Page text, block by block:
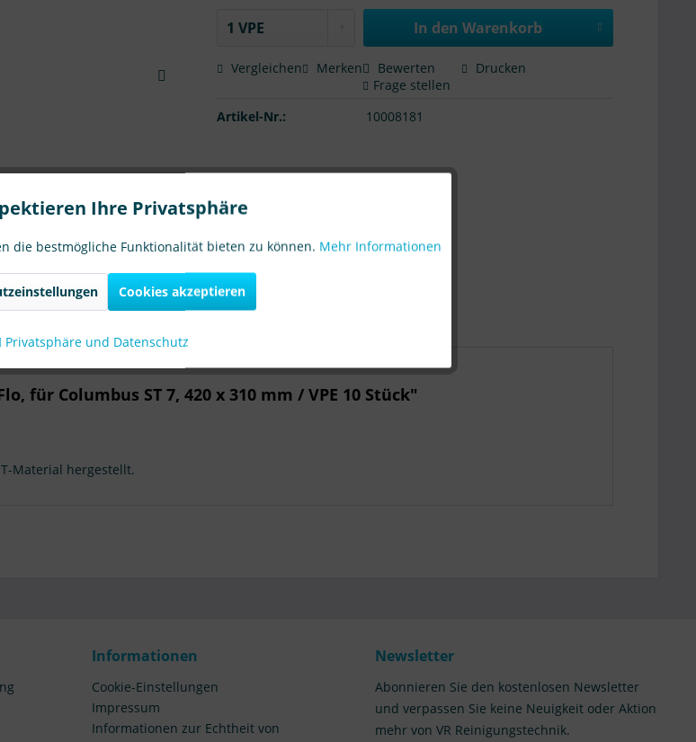
In den Warenkorb
Vergleichen Merken Bewerten
Drucken
Frage stellen
Artikel-Nr.:
10008181
Columbus ST 7, 420 x 310 mm / VPE 10 Stück"
Material hergestellt.
Informationen
Cookie-Einstellungen
Impressum
Informationen zur Echtheit von
Newsletter
Abonnieren Sie den kostenlosen Newsletter
und verpassen Sie keine Neuigkeit oder Aktion
mehr von VR Reinigungstechnik.
Ihre Privatsphäre
die bestmögliche Funktionalität bieten zu können. Mehr Informationen
Cookies akzeptieren
Privatsphäre und Datenschutz